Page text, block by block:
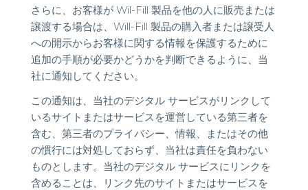
さらに、お客様が Wil-Fill 製品を他の人に販売または
譲渡する場合は、Will-Fill 製品の購入者または譲受人
への開示からお客様に関する情報を保護するために
追加の手順が必要かどうかを判断できるように、当
社に通知してください。
この通知は、当社のデジタル サービスがリンクして
いるサイトまたはサービスを運営している第三者を
含む、第三者のプライバシー、情報、またはその他
の慣行には対処しておらず、当社は責任を負わない
ものとします。当社のデジタル サービスにリンクを
含めることは、リンク先のサイトまたはサービスを